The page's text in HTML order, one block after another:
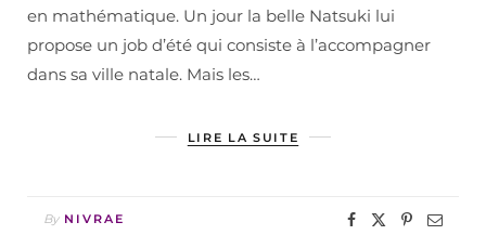
en mathématique. Un jour la belle Natsuki lui
propose un job d’été qui consiste à l’accompagner
dans sa ville natale. Mais les…
LIRE LA SUITE
By NIVRAE